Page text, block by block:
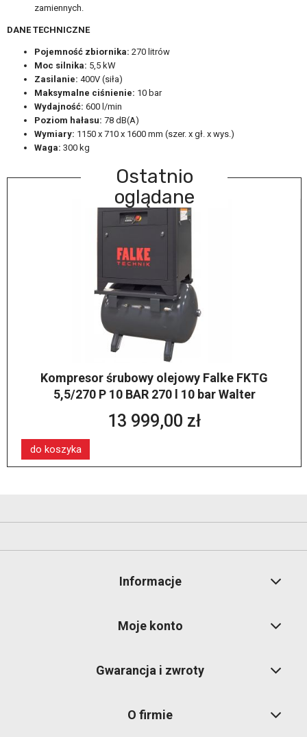
zamiennych.
DANE TECHNICZNE
Pojemność zbiornika: 270 litrów
Moc silnika: 5,5 kW
Zasilanie: 400V (siła)
Maksymalne ciśnienie: 10 bar
Wydajność: 600 l/min
Poziom hałasu: 78 dB(A)
Wymiary: 1150 x 710 x 1600 mm (szer. x gł. x wys.)
Waga: 300 kg
Ostatnio
oglądane
Kompresor śrubowy olejowy Falke FKTG
5,5/270 P 10 BAR 270 l 10 bar Walter
13 999,00 zł
do koszyka
Informacje
Moje konto
Gwarancja i zwroty
O firmie